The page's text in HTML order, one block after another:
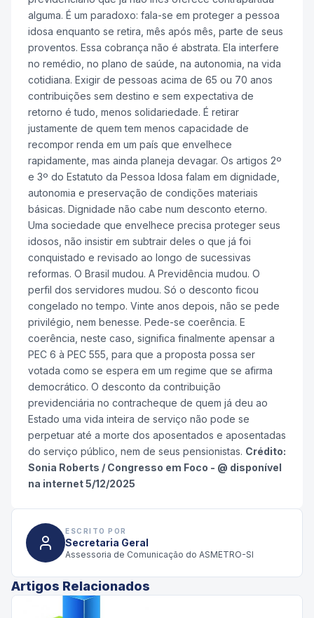
alguma. É um paradoxo: fala-se em proteger a pessoa
idosa enquanto se retira, mês após mês, parte de seus
proventos. Essa cobrança não é abstrata. Ela interfere
no remédio, no plano de saúde, na autonomia, na vida
cotidiana. Exigir de pessoas acima de 65 ou 70 anos
contribuições sem destino e sem expectativa de
retorno é tudo, menos solidariedade. É retirar
justamente de quem tem menos capacidade de
recompor renda em um país que envelhece
rapidamente, mas ainda planeja devagar. Os artigos 2º
e 3º do Estatuto da Pessoa Idosa falam em dignidade,
autonomia e preservação de condições materiais
básicas. Dignidade não cabe num desconto eterno.
Uma sociedade que envelhece precisa proteger seus
idosos, não insistir em subtrair deles o que já foi
conquistado e revisado ao longo de sucessivas
reformas. O Brasil mudou. A Previdência mudou. O
perfil dos servidores mudou. Só o desconto ficou
congelado no tempo. Vinte anos depois, não se pede
privilégio, nem benesse. Pede-se coerência. E
coerência, neste caso, significa finalmente apensar a
PEC 6 à PEC 555, para que a proposta possa ser
votada como se espera em um regime que se afirma
democrático. O desconto da contribuição
previdenciária no contracheque de quem já deu ao
Estado uma vida inteira de serviço não pode se
perpetuar até a morte dos aposentados e aposentadas
do serviço público, nem de seus pensionistas. Crédito:
Sonia Roberts / Congresso em Foco - @ disponível
na internet 5/12/2025
ESCRITO POR
Secretaria Geral
Assessoria de Comunicação do ASMETRO-SI
Artigos Relacionados